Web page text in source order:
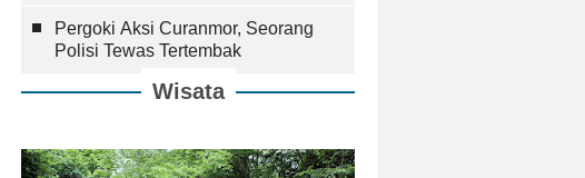
Pergoki Aksi Curanmor, Seorang
Polisi Tewas Tertembak
Wisata